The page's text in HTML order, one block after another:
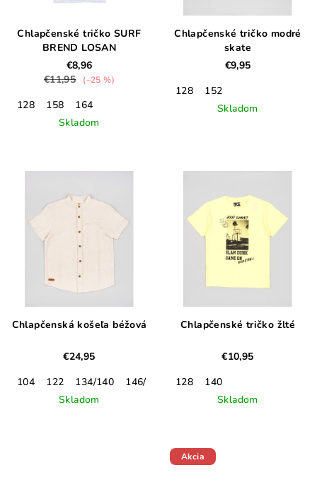
Chlapčenské tričko SURF
BREND LOSAN
€8,96
€11,95
(–25 %)
128 158
164
Skladom
Chlapčenské tričko modré
skate
€9,95
128
152
Skladom
Chlapčenská košeľa béžová
€24,95
104
122 134/140
146/152
Skladom
Chlapčenské tričko žlté
€10,95
128
140
Skladom
Akcia